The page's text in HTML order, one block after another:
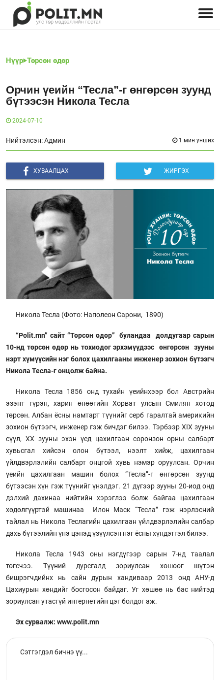
Нүүр Төрсөн өдөр
Орчин үеийн “Тесла”-г өнгөрсөн зуунд
бүтээсэн Никола Тесла
2024-07-10
Нийтэлсэн: Админ 1 мин унших
ХУВААЛЦАХ ЖИРГЭХ
Никола Тесла (Фото: Наполеон Сарони, 1890)
“Polit.mn” сайт “Төрсөн өдөр” буландаа долдугаар сарын
10-нд төрсөн өдөр нь тохиодог эрхэмүүдээс өнгөрсөн зууны
нэрт хүмүүсийн нэг болох цахилгааны инженер зохион бүтээгч
Никола Тесла-г онцолж байна.
Никола Тесла 1856 онд тухайн үеийнхээр бол Австрийн
эзэнт гүрэн, харин өнөөгийн Хорват улсын Смилян хотод
төрсөн. Албан ёсны намтарт түүнийг серб гаралтай америкийн
зохион бүтээгч, инженер гэж бичдэг билээ. Тэрбээр XIX зууны
сүүл, XX зууны эхэн үед цахилгаан соронзон орны салбарт
хувьсгал хийсэн олон бүтээл, нээлт хийж, цахилгаан
үйлдвэрлэлийн салбарт онцгой хувь нэмэр оруулсан. Орчин
үеийн цахилгаан машин болох “Тесла”-г өнгөрсөн зуунд
бүтээсэн хүн гэж түүнийг үнэлдэг. 21 дүгээр зууны 20-иод онд
дэлхий дахинаа нийтийн хэрэглээ болж байгаа цахилгаан
хөдөлгүүртэй машинаа Илон Маск “Тесла” гэж нэрлэсний
тайлал нь Никола Теслагийн цахилгаан үйлдвэрлэлийн салбар
дахь бүтээлийн үнэ цэнэд үзүүлсэн нэг ёсны хүндэтгэл билээ.
Никола Тесла 1943 оны нэгдүгээр сарын 7-нд таалал
төгсчээ. Түүний дурсгалд зориулсан хөшөөг шүтэн
бишрэгчдийнх нь сайн дурын хандиваар 2013 онд АНУ-д
Цахиурын хөндийг босгосон байдаг. Уг хөшөө нь бас нийтэд
зориулсан утасгүй интернетийн цэг болдог аж.
Эх сурвалж: www.polit.mn